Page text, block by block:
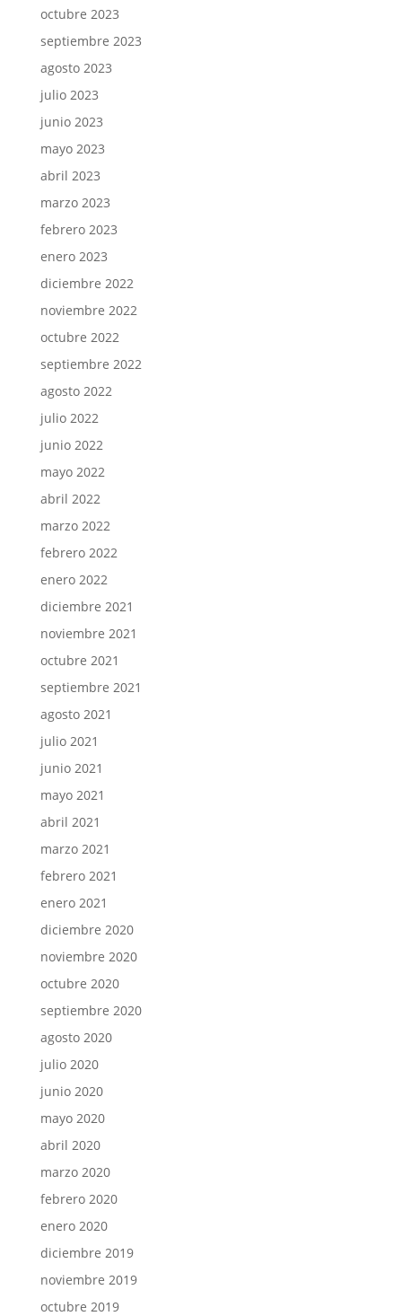
octubre 2023
septiembre 2023
agosto 2023
julio 2023
junio 2023
mayo 2023
abril 2023
marzo 2023
febrero 2023
enero 2023
diciembre 2022
noviembre 2022
octubre 2022
septiembre 2022
agosto 2022
julio 2022
junio 2022
mayo 2022
abril 2022
marzo 2022
febrero 2022
enero 2022
diciembre 2021
noviembre 2021
octubre 2021
septiembre 2021
agosto 2021
julio 2021
junio 2021
mayo 2021
abril 2021
marzo 2021
febrero 2021
enero 2021
diciembre 2020
noviembre 2020
octubre 2020
septiembre 2020
agosto 2020
julio 2020
junio 2020
mayo 2020
abril 2020
marzo 2020
febrero 2020
enero 2020
diciembre 2019
noviembre 2019
octubre 2019